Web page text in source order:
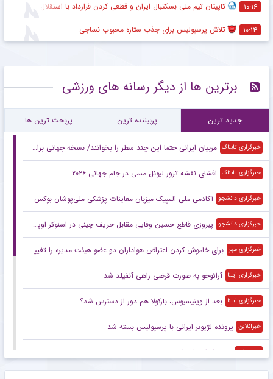
۱۰:۱۶ کاپیتان تیم ملی بسکتبال ایران و قطعی کردن قرارداد با استقلال
۱۰:۱۴ تلاش پرسپولیس برای جذب ستاره محبوب نساجی
برترین ها از دیگر رسانه های ورزشی
جدید ترین پربیننده ترین پربحث ترین ها
خبرگزاری تابناک مربیان ایرانی حتما این چند سطر را بخوانند/ نسخه جهانی برای نجات فوتبال ایران!
خبرگزاری تابناک افشای نقشه ترور لیونل مسی در جام جهانی ۲۰۲۶
خبرگزاری دانشجو آکادمی ملی المپیک میزبان معاینات پزشکی ملی‌پوشان بوکس
خبرگزاری دانشجو پیروزی قاطع حسین وفایی مقابل حریف چینی در اسنوکر اوپن چین
خبرگزاری مهر برای خاموش کردن اعتراض هواداران دو عضو هیئت مدیره را تغییر دادند!
خبرگزاری ایلنا آرائوخو به صورت قرضی راهی آنفیلد شد
خبرگزاری ایلنا بعد از وینیسیوس، بارکولا هم دور از دسترس شد؟
خبرانلاین پرونده لژیونر ایرانی با پرسپولیس بسته شد
خبرورزشی ستاره ایرانی اسنوکر به ۱۶تای برتر جهان رسید